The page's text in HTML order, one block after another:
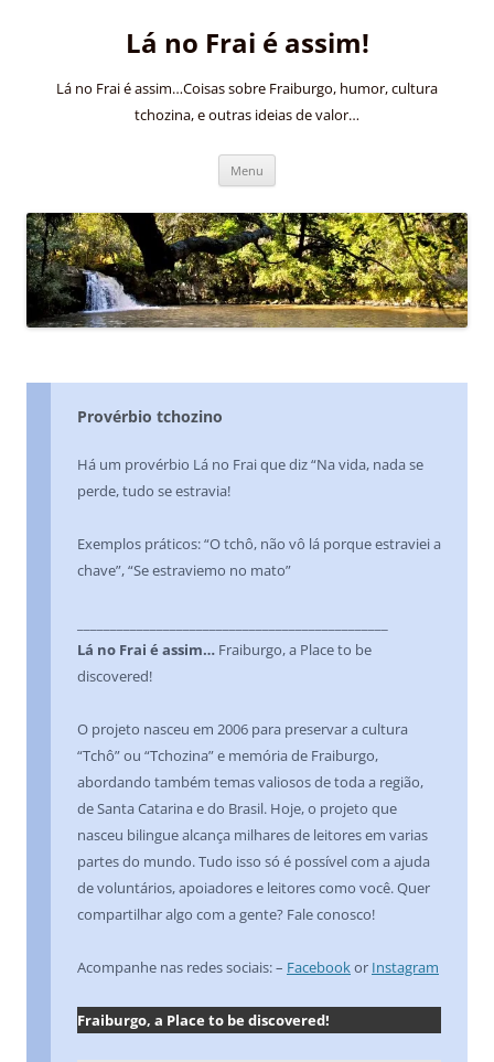
Lá no Frai é assim!
Lá no Frai é assim…Coisas sobre Fraiburgo, humor, cultura
tchozina, e outras ideias de valor…
Menu
Provérbio tchozino
Há um provérbio Lá no Frai que diz “Na vida, nada se
perde, tudo se estravia!
Exemplos práticos: “O tchô, não vô lá porque estraviei a
chave”, “Se estraviemo no mato”
Lá no Frai é assim… Fraiburgo, a Place to be
discovered!
O projeto nasceu em 2006 para preservar a cultura
“Tchô” ou “Tchozina” e memória de Fraiburgo,
abordando também temas valiosos de toda a região,
de Santa Catarina e do Brasil. Hoje, o projeto que
nasceu bilingue alcança milhares de leitores em varias
partes do mundo. Tudo isso só é possível com a ajuda
de voluntários, apoiadores e leitores como você. Quer
compartilhar algo com a gente? Fale conosco!
Acompanhe nas redes sociais: – Facebookor Instagram
Fraiburgo, a Place to be discovered!